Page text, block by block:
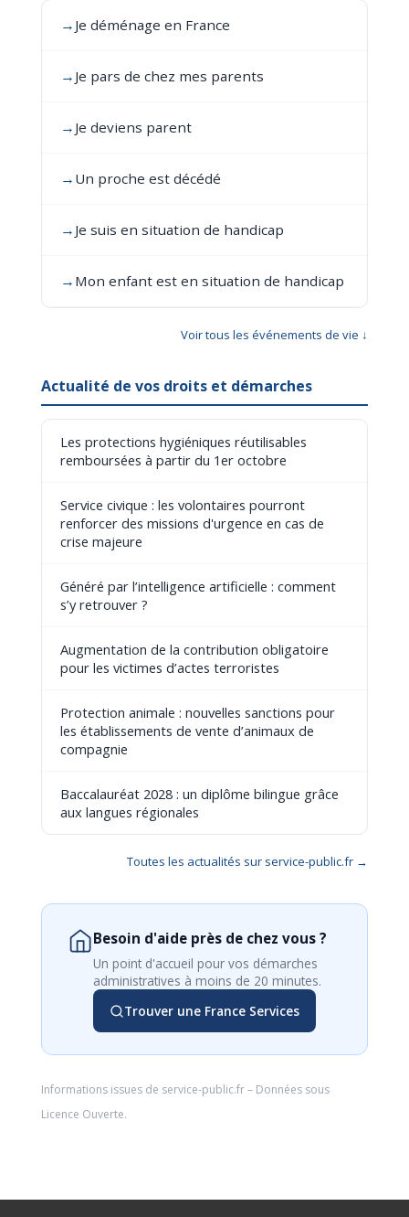
→ Je déménage en France
→ Je pars de chez mes parents
→ Je deviens parent
→ Un proche est décédé
→ Je suis en situation de handicap
→ Mon enfant est en situation de handicap
Voir tous les événements de vie ↓
Actualité de vos droits et démarches
Les protections hygiéniques réutilisables
remboursées à partir du 1er octobre
Service civique : les volontaires pourront
renforcer des missions d'urgence en cas de
crise majeure
Généré par l’intelligence artificielle : comment
s’y retrouver ?
Augmentation de la contribution obligatoire
pour les victimes d’actes terroristes
Protection animale : nouvelles sanctions pour
les établissements de vente d’animaux de
compagnie
Baccalauréat 2028 : un diplôme bilingue grâce
aux langues régionales
Toutes les actualités sur service-public.fr →
Besoin d'aide près de chez vous ?
Un point d'accueil pour vos démarches
administratives à moins de 20 minutes.
Trouver une France Services
Informations issues de service-public.fr– Données sous
Licence Ouverte.